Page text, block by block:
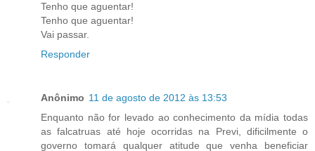
Tenho que aguentar!
Tenho que aguentar!
Vai passar.
Responder
Anônimo 11 de agosto de 2012 às 13:53
Enquanto não for levado ao conhecimento da mídia todas
as falcatruas até hoje ocorridas na Previ, dificilmente o
governo tomará qualquer atitude que venha beneficiar